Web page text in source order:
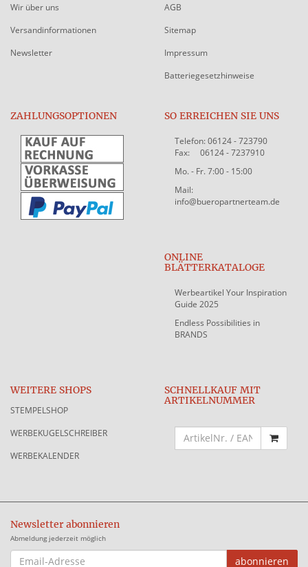
Wir über uns
Versandinformationen
Newsletter
AGB
Sitemap
Impressum
Batteriegesetzhinweise
ZAHLUNGSOPTIONEN SO ERREICHEN SIE UNS
Telefon: 06124 - 723790
Fax: 06124 - 7237910
Mo. - Fr. 7:00 - 15:00
Mail:
info@bueropartnerteam.de
ONLINE
BLÄTTERKATALOGE
Werbeartikel Your Inspiration
Guide 2025
Endless Possibilities in
BRANDS
WEITERE SHOPS
STEMPELSHOP
WERBEKUGELSCHREIBER
WERBEKALENDER
SCHNELLKAUF MIT
ARTIKELNUMMER
Newsletter abonnieren
Abmeldung jederzeit möglich
EMAIL-
abonnieren